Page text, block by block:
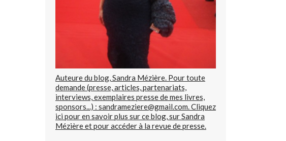
Auteure du blog, Sandra Mézière. Pour toute
demande (presse, articles, partenariats,
interviews, exemplaires presse de mes livres,
sponsors...) : sandrameziere@gmail.com. Cliquez
ici pour en savoir plus sur ce blog, sur Sandra
Mézière et pour accéder à la revue de presse.